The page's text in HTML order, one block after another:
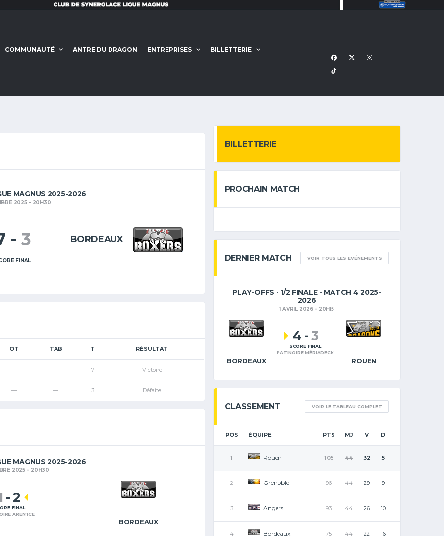
COMMUNAUTÉ ANTRE DU DRAGON ENTREPRISES BILLETTERIE
MAGNUS 2025-2026
2025 20H30
BORDEAUX
- 3
FINAL
OT TAB T RÉSULTAT
— — 7 Victoire
— — 3 Défaite
MAGNUS 2025-2026
2025 20H30
BORDEAUX
-2
FINAL
AREN'ICE
BILLETTERIE
PROCHAIN MATCH
DERNIER MATCH VOIR TOUS LES EVÉNEMENTS
PLAY-OFFS - 1/2 FINALE - MATCH 4 2025-
2026
1 AVRIL 2026 20H15
BORDEAUX ROUEN
4 -3
SCORE FINAL
PATINOIRE MÉRIADECK
CLASSEMENT VOIR LE TABLEAU COMPLET
POS ÉQUIPE PTS MJ V D
1 Rouen 105 44 32 5
2 Grenoble 96 44 29 9
3 Angers 93 44 26 10
4 Bordeaux 75 44 22 16